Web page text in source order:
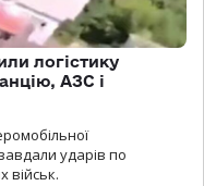
логістику
АЗС і
ударів по
військ.